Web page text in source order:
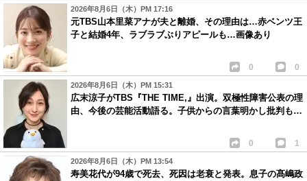
2026年8月6日（木）PM 17:16
元TBS山本里菜アナが夫と離婚、その理由は…赤ベンツ王
子と結婚4年、ラブラブぶりアピールも…画像あり
0 0
2026年8月6日（木）PM 15:31
広末涼子がTBS『THE TIME,』出演。双極性障害公表の理
由、今後の芸能活動語る。子供からの言葉明かし批判も…
0 1
2026年8月6日（木）PM 13:54
寿美花代が94歳で死去、死因は老衰と発表。息子の髙嶋政